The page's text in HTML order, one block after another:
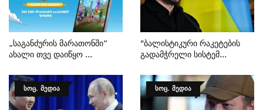
„საგანძურის Მარათონში“
Ახალი Თვე Დაიწყო ...
"ბალისტიკური Რაკეტების
Გადამჭრელი Სისტემ...
ᲡᲝᲪ. ᲛᲔᲓᲘᲐ ᲡᲝᲪ. ᲛᲔᲓᲘᲐ